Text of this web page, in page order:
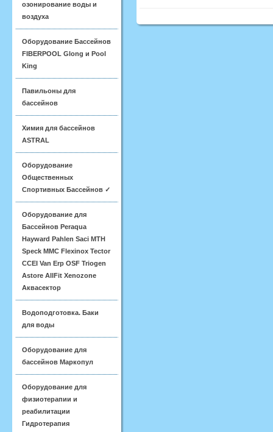
озонирование воды и
воздуха
Оборудование Бассейнов
FIBERPOOL Glong и Pool
King
Павильоны для
бассейнов
Химия для бассейнов
ASTRAL
Оборудование
Общественных
Спортивных Бассейнов ✓
Оборудование для
Бассейнов Peraqua
Hayward Pahlen Saci MTH
Speck MMC Flexinox Tector
CCEI Van Erp OSF Triogen
Astore AllFit Xenozone
Аквасектор
Водоподготовка. Баки
для воды
Оборудование для
бассейнов Маркопул
Оборудование для
физиотерапии и
реабилитации
Гидротерапия